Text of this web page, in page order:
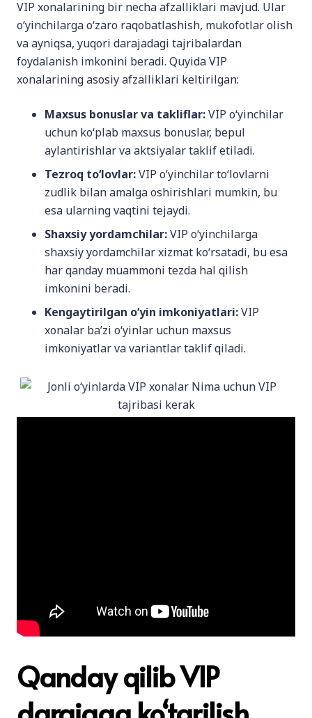
VIP xonalarining bir necha afzalliklari mavjud. Ular
o‘yinchilarga o‘zaro raqobatlashish, mukofotlar olish
va ayniqsa, yuqori darajadagi tajribalardan
foydalanish imkonini beradi. Quyida VIP
xonalarining asosiy afzalliklari keltirilgan:
Maxsus bonuslar va takliflar:VIP o‘yinchilar
uchun ko‘plab maxsus bonuslar, bepul
aylantirishlar va aktsiyalar taklif etiladi.
Tezroq to‘lovlar:VIP o‘yinchilar to‘lovlarni
zudlik bilan amalga oshirishlari mumkin, bu
esa ularning vaqtini tejaydi.
Shaxsiy yordamchilar:VIP o‘yinchilarga
shaxsiy yordamchilar xizmat ko‘rsatadi, bu esa
har qanday muammoni tezda hal qilish
imkonini beradi.
Kengaytirilgan o‘yin imkoniyatlari:VIP
xonalar ba’zi o‘yinlar uchun maxsus
imkoniyatlar va variantlar taklif qiladi.
Qanday qilib VIP